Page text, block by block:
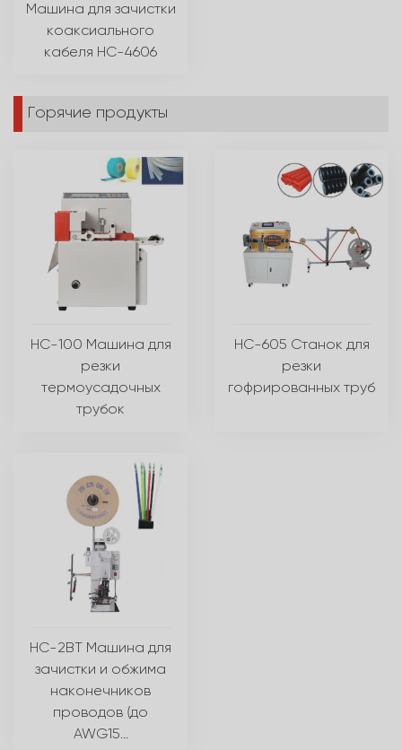
Машина для зачистки
коаксиального
кабеля HC-4606
Горячие продукты
HC-100 Машина для
резки
термоусадочных
трубок
HC-605 Станок для
резки
гофрированных труб
HC-2BT Машина для
зачистки и обжима
наконечников
проводов (до
AWG15...